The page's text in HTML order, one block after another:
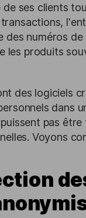
ses clients
numéros
les produits
des logiciels
dans
pas
Voyons